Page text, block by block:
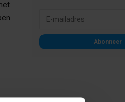
Abonneer